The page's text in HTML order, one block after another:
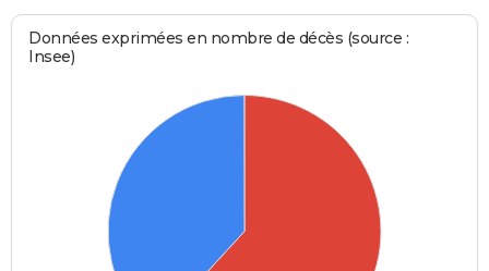
Données exprimées en nombre de décès (source :
Insee)